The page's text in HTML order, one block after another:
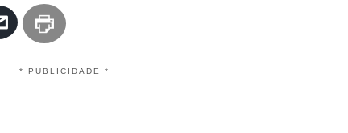
* PUBLICIDADE *